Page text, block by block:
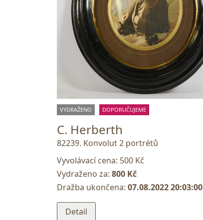
VYDRAŽENO DOPORUČUJEME
C. Herberth
82239. Konvolut 2 portrétů
Vyvolávací cena: 500 Kč
Vydraženo za: 800 Kč
Dražba ukončena: 07.08.2022 20:03:00
Detail